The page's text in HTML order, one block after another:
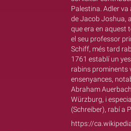
Palestina. Adler
de Jacob Joshua,
que era en aquest
el seu professor
Schiff, més tard
1761 establí un
rabins prominents
ensenyances,
Abraham
Würzburg, i
(Schreiber), rabí a
https://